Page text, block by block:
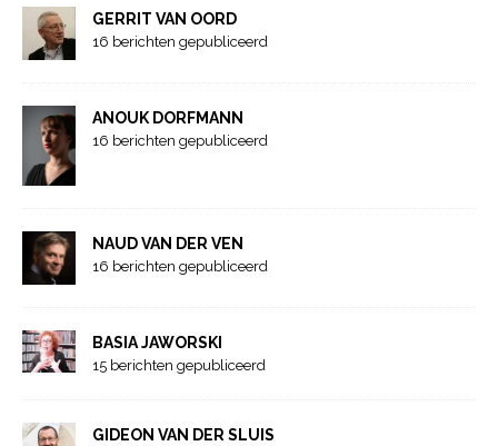
GERRIT VAN OORD
16 berichten gepubliceerd
ANOUK DORFMANN
16 berichten gepubliceerd
NAUD VAN DER VEN
16 berichten gepubliceerd
BASIA JAWORSKI
15 berichten gepubliceerd
GIDEON VAN DER SLUIS